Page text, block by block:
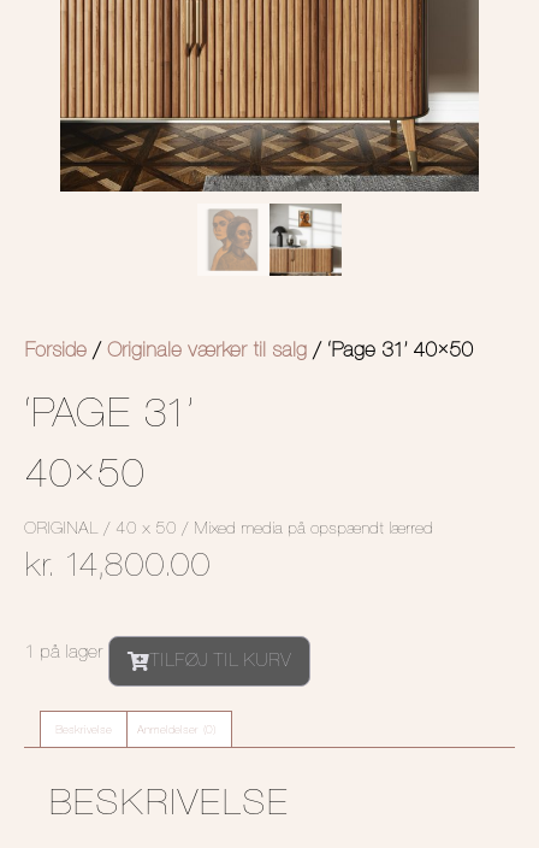
Forside / Originale værker til salg / ‘Page 31’ 40×50
‘PAGE 31’
40×50
ORIGINAL / 40 x 50 / Mixed media på opspændt lærred
kr. 14,800.00
1 på lager
TILFØJ TIL KURV
Beskrivelse Anmeldelser (0)
BESKRIVELSE